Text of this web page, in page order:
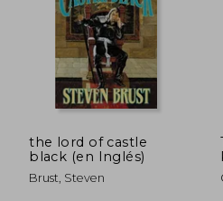
40%
dcto. $ 22.73
the lord of castle
black (en Inglés)
Brust, Steven